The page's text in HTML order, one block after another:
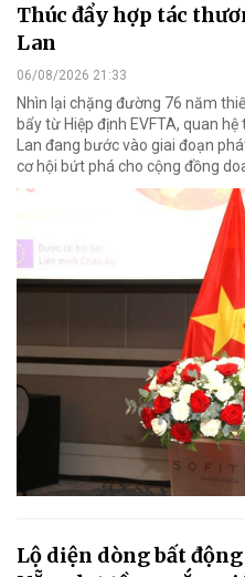
Thúc đẩy hợp tác
Lan
06/08/2026 21:33
Nhìn lại chặng đường 76 năm
bẩy từ Hiệp định EVFTA, quan
Lan đang bước vào giai đoạn
cơ hội bứt phá cho cộng đồng
Lộ diện dòng bất